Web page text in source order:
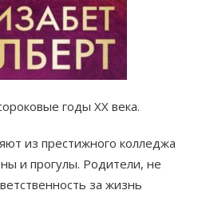
годы ХХ века.
из престижного колледжа
и прогулы. Родители, не
за жизнь